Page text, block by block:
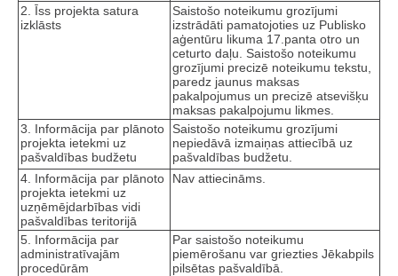
2. Īss projekta satura
izklāsts
Saistošo noteikumu grozījumi
izstrādāti pamatojoties uz Publisko
aģentūru likuma 17.panta otro un
ceturto daļu. Saistošo noteikumu
grozījumi precizē noteikumu tekstu,
paredz jaunus maksas
pakalpojumus un precizē atsevišķu
maksas pakalpojumu likmes.
3. Informācija par plānoto
projekta ietekmi uz
pašvaldības budžetu
Saistošo noteikumu grozījumi
nepiedāvā izmaiņas attiecībā uz
pašvaldības budžetu.
4. Informācija par plānoto
projekta ietekmi uz
uzņēmējdarbības vidi
pašvaldības teritorijā
Nav attiecināms.
5. Informācija par
administratīvajām
procedūrām
Par saistošo noteikumu
piemērošanu var griezties Jēkabpils
pilsētas pašvaldībā.